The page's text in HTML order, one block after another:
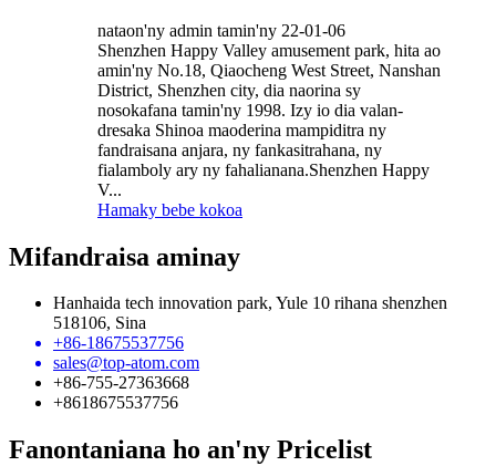
nataon'ny admin tamin'ny 22-01-06
Shenzhen Happy Valley amusement park, hita ao
amin'ny No.18, Qiaocheng West Street, Nanshan
District, Shenzhen city, dia naorina sy
nosokafana tamin'ny 1998. Izy io dia valan-
dresaka Shinoa maoderina mampiditra ny
fandraisana anjara, ny fankasitrahana, ny
fialamboly ary ny fahalianana.Shenzhen Happy
V...
Hamaky bebe kokoa
Mifandraisa aminay
Hanhaida tech innovation park, Yule 10 rihana shenzhen
518106, Sina
+86-18675537756
sales@top-atom.com
+86-755-27363668
+8618675537756
Fanontaniana ho an'ny Pricelist